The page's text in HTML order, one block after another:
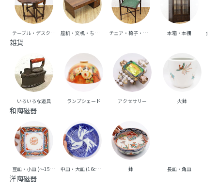
テーブル・デスク・机 座机・文机・ちゃぶ台 チェア・椅子・ベンチ・ソファ 本箱・本棚 食器
雑貨
いろいろな道具 ランプシェード アクセサリー 火鉢
和陶磁器
豆皿・小皿 (～15cm台) 中皿・大皿 (16cm台～) 鉢 長皿・角皿
洋陶磁器